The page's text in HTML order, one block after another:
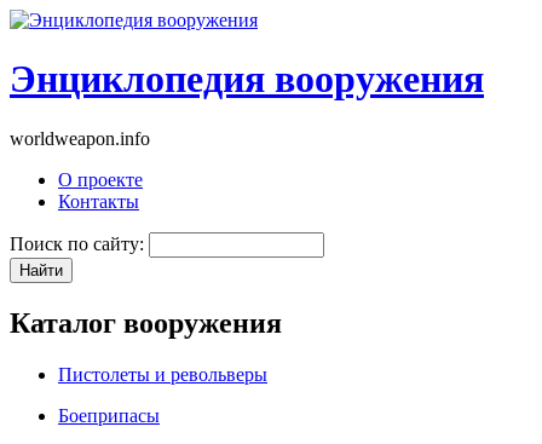
Энциклопедия вооружения
worldweapon.info
О проекте
Контакты
Поиск по сайту:
Каталог вооружения
Пистолеты и револьверы
Боеприпасы